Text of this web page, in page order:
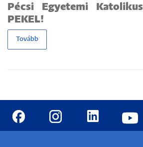
Pécsi Egyetemi
PEKEL!
Tovább